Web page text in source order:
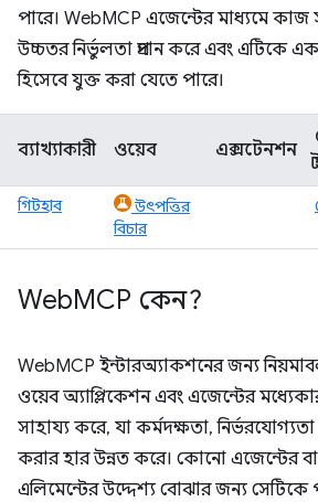
পারে। WebMCP এজেন্টের মাধ্যমে কাজ
উচ্চতর নির্ভুলতা প্রদান করে এবং এটিকে
হিসেবে যুক্ত করা যেতে পারে।
ব্যাখ্যাকারী ওয়েব এক্সটেনশন
গিটহাব
উৎপত্তির
বিচার
WebMCP কেন?
WebMCP ইন্টারঅ্যাকশনের জন্য
ওয়েব অ্যাপ্লিকেশন এবং এজেন্টের
সাহায্য করে, যা কর্মদক্ষতা,
করার হার উন্নত করে। কোনো এজেন্টের
এলিমেন্টের উদ্দেশ্য বোঝার জন্য সেটিকে